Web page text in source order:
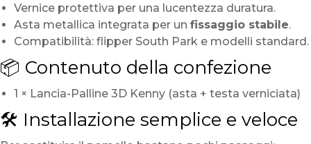
Vernice protettiva per una lucentezza duratura.
Asta metallica integrata per un fissaggio stabile.
Compatibilità: flipper South Park e modelli standard.
📦 Contenuto della confezione
1 × Lancia-Palline 3D Kenny (asta + testa verniciata)
🛠️ Installazione semplice e veloce